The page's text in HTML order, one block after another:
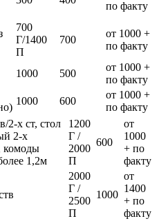
по факту
700
Г/1400
П
700
от 1000 +
по факту
1000 500
от 1000 +
по факту
1000 600
от 1000 +
по факту
2-х ст, стол
2-х
комоды
1,2м
1200
Г /
2000
П
600
от
1000
+ по
факту
2000
Г /
2500
П
1000
от
1400
+ по
факту